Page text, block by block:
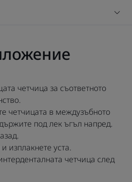
на спонтанно кървене.
четка е важен,
в междузъбното
пълнители за
ELGYDIUM Clinic включва 5
от тесен (ISO 0) до
се по цветове.
четки ELGYDIUM Clinic
за тесни
за интердентални
четчица за съответното
четчицата в междузъбното
под лек ъгъл напред.
изплакнете уста.
четчица след